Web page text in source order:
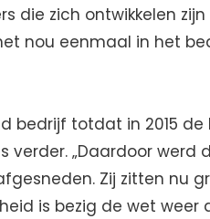
die zich ontwikkelen
nou eenmaal in het
bedrijf totdat in 2015
verder. „Daardoor
Zij zitten nu
is bezig de wet